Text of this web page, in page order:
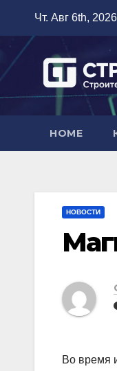
содержимому
Чт. Авг 6th, 2026
HOME
НОВОСТИ
Во время